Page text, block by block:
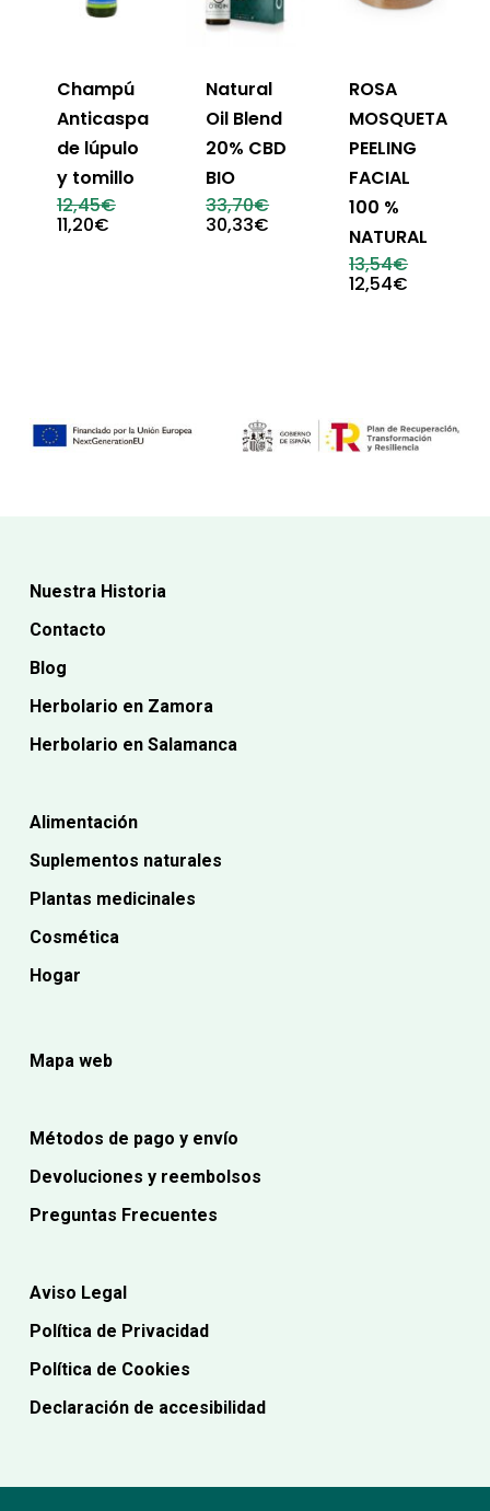
Champú
Anticaspa
de lúpulo
y tomillo
12,45€El
11,20€El
Natural
Oil Blend
20% CBD
BIO
33,70€El
30,33€
ROSA
MOSQUETA
PEELING
FACIAL
100 %
NATURAL
13,54€El
12,54€
Nuestra Historia
Contacto
Blog
Herbolario en Zamora
Herbolario en Salamanca
Alimentación
Suplementos naturales
Plantas medicinales
Cosmética
Hogar
Mapa web
Métodos de pago y envío
Devoluciones y reembolsos
Preguntas Frecuentes
Aviso Legal
Política de Privacidad
Política de Cookies
Declaración de accesibilidad